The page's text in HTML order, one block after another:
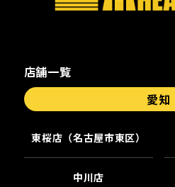
店舗一覧
愛知
東桜店（名古屋市東区）
中川店